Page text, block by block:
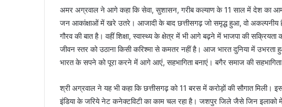
अमर अग्रवाल ने आगे कहा कि सेवा, सुशासन, गरीब कल्याण के 11 साल में देश का आम
जन आकांक्षाओं में खरे उतरे। आजादी के बाद छत्तीसगढ़ जो समृद्ध हुआ, वो अकल्पनीय
गौरव की बात है। वहीं शिक्षा, स्वास्थ्य के क्षेत्र में भी आगे बढ़ने में भाजपा की
जीवन स्तर को उठाना किसी करिश्मा से कमतर नहीं है। आज भारत दुनिया में
भारत के सपने को पूरा करने में आगे आएं, सहभागिता बनाएं। बगैर समाज की
श्री अग्रवाल ने यह भी कहा कि छत्तीसगढ़ को 11 बरस में करोड़ों की सौगात मिली।
इंडिया के जरिये नेट कनेक्टविटी का काम चल रहा है। जशपुर जिले जैसे जिन इलाको में